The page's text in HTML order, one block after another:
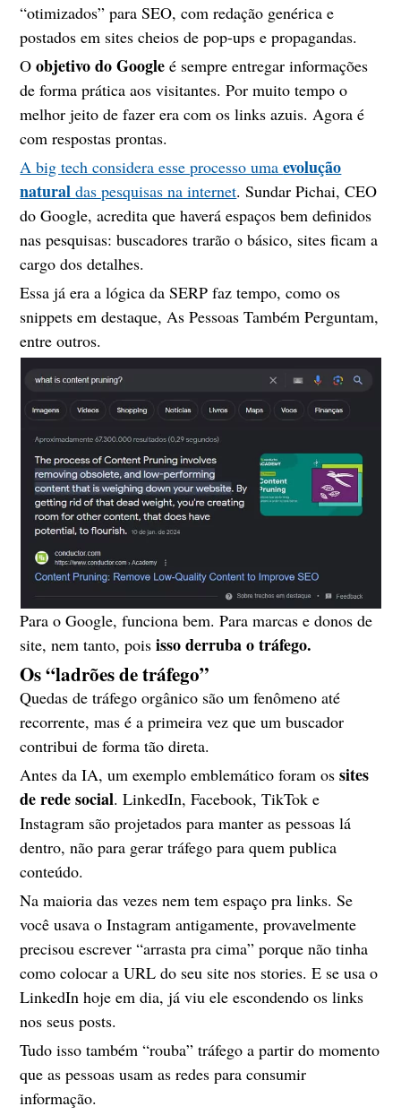
“otimizados” para SEO, com redação genérica e
postados em sites cheios de pop-ups e propagandas.
Oobjetivo do Googleé sempre entregar informações
de forma prática aos visitantes. Por muito tempo o
melhor jeito de fazer era com os links azuis. Agora é
com respostas prontas.
A big tech considera esse processo umaevolução
naturaldas pesquisas na internet. Sundar Pichai, CEO
do Google, acredita que haverá espaços bem definidos
nas pesquisas: buscadores trarão o básico, sites ficam a
cargo dos detalhes.
Essa já era a lógica da SERP faz tempo, como os
snippets em destaque, As Pessoas Também Perguntam,
entre outros.
Para o Google, funciona bem. Para marcas e donos de
site, nem tanto, poisisso derruba o tráfego.
Os “ladrões de tráfego”
Quedas de tráfego orgânico são um fenômeno até
recorrente, mas é a primeira vez que um buscador
contribui de forma tão direta.
Antes da IA, um exemplo emblemático foram ossites
de rede social. LinkedIn, Facebook, TikTok e
Instagram são projetados para manter as pessoas lá
dentro, não para gerar tráfego para quem publica
conteúdo.
Na maioria das vezes nem tem espaço pra links. Se
você usava o Instagram antigamente, provavelmente
precisou escrever “arrasta pra cima” porque não tinha
como colocar a URL do seu site nos stories. E se usa o
LinkedIn hoje em dia, já viu ele escondendo os links
nos seus posts.
Tudo isso também “rouba” tráfego a partir do momento
que as pessoas usam as redes para consumir
informação.